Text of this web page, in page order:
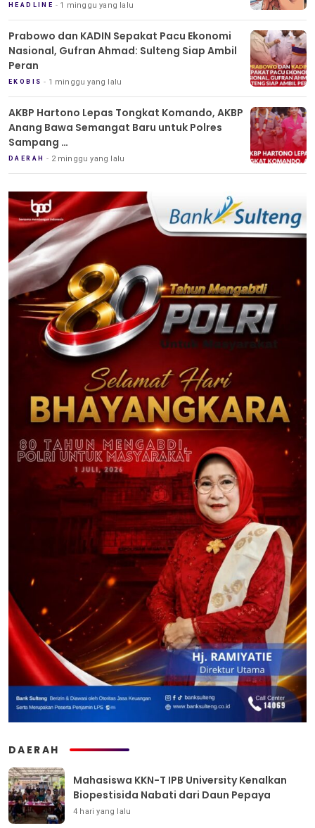
HEADLINE 1 minggu yang lalu
Prabowo dan KADIN Sepakat Pacu Ekonomi
Nasional, Gufran Ahmad: Sulteng Siap Ambil
Peran
EKOBIS 1 minggu yang lalu
AKBP Hartono Lepas Tongkat Komando, AKBP
Anang Bawa Semangat Baru untuk Polres
Sampang
Tradisi Pedang Pora Iringi Sertijab Kapolres
Sampang
DAERAH 2 minggu yang lalu
DAERAH
Mahasiswa KKN-T IPB University Kenalkan
Biopestisida Nabati dari Daun Pepaya
4 hari yang lalu